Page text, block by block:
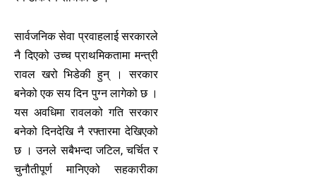
सार्वजनिक सेवा प्रवाहलाई सरकारले
नै दिएको उच्च प्राथमिकतामा मन्त्री
रावल खरो भिडेकी हुन् । सरकार
बनेको एक सय दिन पुग्न लागेको छ ।
यस अवधिमा रावलको गति सरकार
बनेको दिनदेखि नै रफ्तारमा देखिएको
छ । उनले सबैभन्दा जटिल, चर्चित र
चुनौतीपूर्ण मानिएको सहकारीका